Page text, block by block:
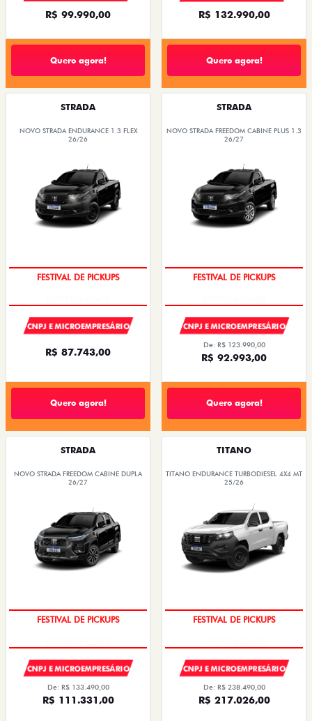
R$ 99.990,00
Quero agora!
R$ 132.990,00
Quero agora!
STRADA
NOVO STRADA ENDURANCE 1.3 FLEX
26/26
FESTIVAL DE PICKUPS
CNPJ E MICROEMPRESÁRIO
R$ 87.743,00
Quero agora!
STRADA
NOVO STRADA FREEDOM CABINE PLUS 1.3
26/27
FESTIVAL DE PICKUPS
CNPJ E MICROEMPRESÁRIO
De: R$ 123.990,00
R$ 92.993,00
Quero agora!
STRADA
NOVO STRADA FREEDOM CABINE DUPLA
26/27
FESTIVAL DE PICKUPS
CNPJ E MICROEMPRESÁRIO
De: R$ 133.490,00
R$ 111.331,00
TITANO
TITANO ENDURANCE TURBODIESEL 4X4 MT
25/26
FESTIVAL DE PICKUPS
CNPJ E MICROEMPRESÁRIO
De: R$ 238.490,00
R$ 217.026,00